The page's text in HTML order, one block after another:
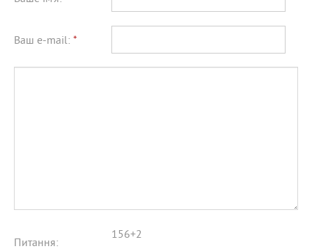
Ваш e-mail: *
Питання:
156+2